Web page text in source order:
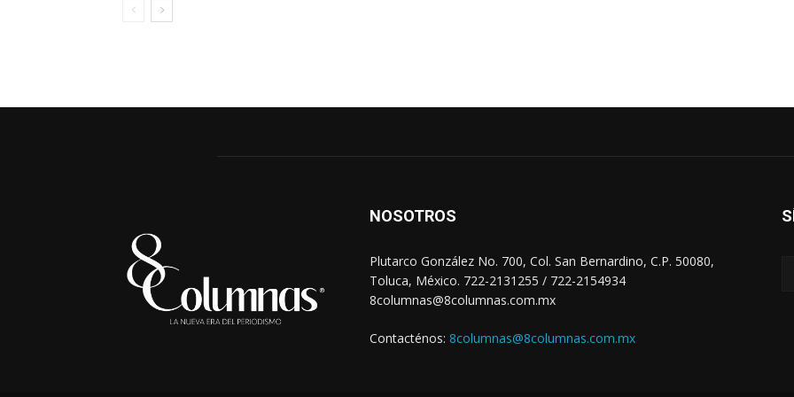
NOSOTROS
Plutarco González No. 700, Col. San Bernardino, C.P. 50080,
Toluca, México. 722-2131255 / 722-2154934
8columnas@8columnas.com.mx
Contacténos: 8columnas@8columnas.com.mx